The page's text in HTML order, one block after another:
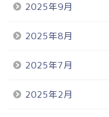
2025年9月
2025年8月
2025年7月
2025年2月